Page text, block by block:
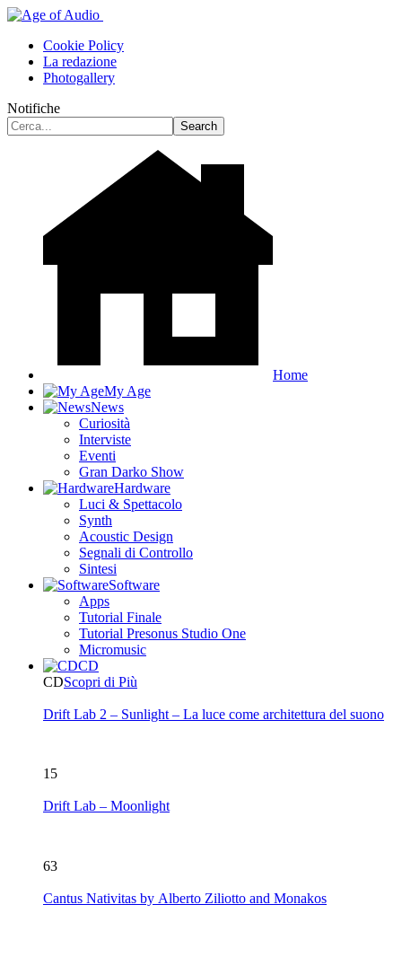
Cookie Policy
La redazione
Photogallery
Notifiche
Home
My Age
News
Curiosità
Interviste
Eventi
Gran Darko Show
Hardware
Luci & Spettacolo
Synth
Acoustic Design
Segnali di Controllo
Sintesi
Software
Apps
Tutorial Finale
Tutorial Presonus Studio One
Micromusic
CD
CDScopri di Più
Drift Lab 2 – Sunlight – La luce come architettura del suono
15
Drift Lab – Moonlight
63
Cantus Nativitas by Alberto Ziliotto and Monakos